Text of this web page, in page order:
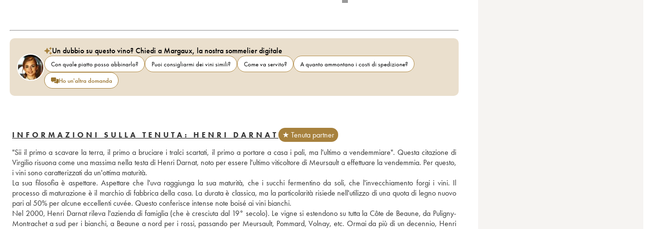
Un dubbio su questo vino? Chiedi a Margaux, la nostra sommelier digitale
Con quale piatto posso abbinarlo? Puoi consigliarmi dei vini simili? Come va servito?
A quanto ammontano i costi di spedizione?
Ho un'altra domanda
INFORMAZIONI SULLA TENUTA: HENRI DARNAT
★ Tenuta partner
"Sii il primo a scavare la terra, il primo a bruciare i tralci scartati, il primo a portare a casa i pali, ma l'ultimo a vendemmiare". Questa citazione di
Virgilio risuona come una massima nella testa di Henri Darnat, noto per essere l'ultimo viticoltore di Meursault a effettuare la vendemmia. Per questo,
i vini sono caratterizzati da un'ottima maturità.
La sua filosofia è aspettare. Aspettare che l'uva raggiunga la sua maturità, che i succhi fermentino da soli, che l'invecchiamento forgi i vini. Il
processo di maturazione è il marchio di fabbrica della casa. La durata è classica, ma la particolarità risiede nell'utilizzo di una quota di legno nuovo
pari al 50% per alcune eccellenti cuvée. Questo conferisce intense note boisé ai vini bianchi.
Nel 2000, Henri Darnat rileva l'azienda di famiglia (che è cresciuta dal 19° secolo). Le vigne si estendono su tutta la Côte de Beaune, da Puligny-
Montrachet a sud per i bianchi, a Beaune a nord per i rossi, passando per Meursault, Pommard, Volnay, etc. Ormai da più di un decennio, Henri